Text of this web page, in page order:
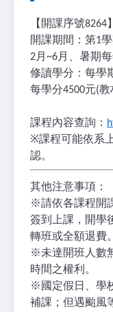
【開課序號8264
開課期間：第1
2月 ~6月、暑期
修讀學分：每學
每學分4500元(教
課程內容查詢：
※課程可能依系
認。
其他注意事項：
※請依各課程開
簽到上課，開學
轉班或全額退費。
※未達開班人數
時間之權利。
※ 國定假日、學
補課；但遇颱風